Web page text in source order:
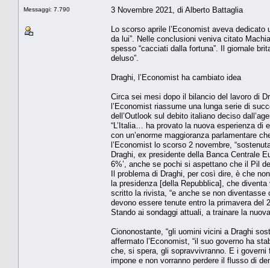
Messaggi: 7.790
3 Novembre 2021, di Alberto Battaglia
Lo scorso aprile l’Economist aveva
da lui”. Nelle conclusioni veniva citato
spesso “cacciati dalla fortuna”. Il giornale
deluso”.
Draghi, l’Economist ha cambiato idea
Circa sei mesi dopo il bilancio del lavoro di
l’Economist riassume una lunga serie di
dell’Outlook sul debito italiano deciso
“L’Italia… ha provato la nuova esperienza di
con un’enorme maggioranza parlamentare
l’Economist lo scorso 2 novembre,
Draghi, ex presidente della Banca Centrale
6%’, anche se pochi si aspettano che il Pil
Il problema di Draghi, per così dire, è che
la presidenza [della Repubblica], che
scritto la rivista, “e anche se non
devono essere tenute entro la primavera del
Stando ai sondaggi attuali, a trainare la
Ciononostante, “gli uomini vicini a Draghi
affermato l’Economist, “il suo governo ha
che, si spera, gli sopravvivranno. E i
impone e non vorranno perdere il flusso di